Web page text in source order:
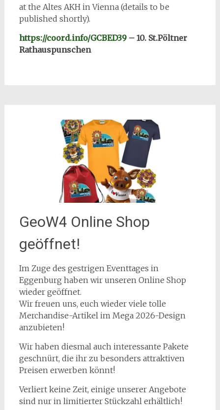
at the Altes AKH in Vienna (details to be
published shortly).
https://coord.info/GCBED39– 10. St.Pöltner
Rathauspunschen
GeoW4 Online Shop
geöffnet!
Im Zuge des gestrigen Eventtages in
Eggenburg haben wir unseren Online Shop
wieder geöffnet.
Wir freuen uns, euch wieder viele tolle
Merchandise-Artikel im Mega 2026-Design
anzubieten!
Wir haben diesmal auch interessante Pakete
geschnürt, die ihr zu besonders attraktiven
Preisen erwerben könnt!
Verliert keine Zeit, einige unserer Angebote
sind nur in limitierter Stückzahl erhältlich!